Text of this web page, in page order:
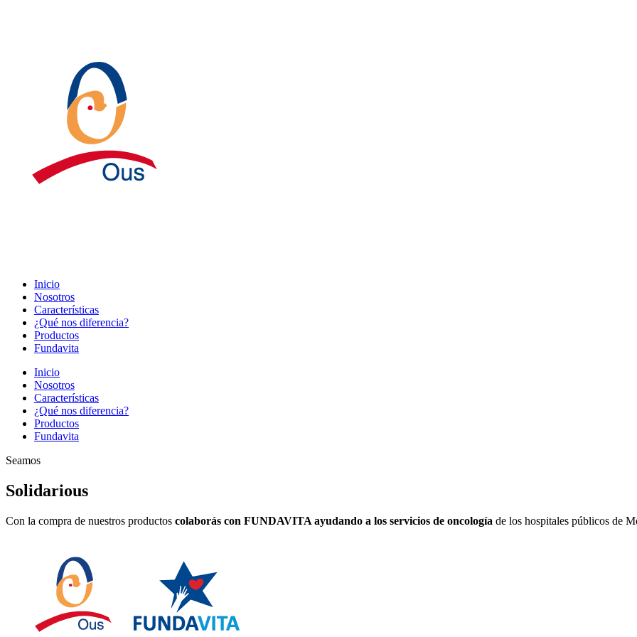
Inicio
Nosotros
Características
¿Qué nos diferencia?
Productos
Fundavita
Inicio
Nosotros
Características
¿Qué nos diferencia?
Productos
Fundavita
Seamos
Solidarious
Con la compra de nuestros productos colaborás con FUNDAVITA ayudando a los servicios de oncología de los hospitales públicos de